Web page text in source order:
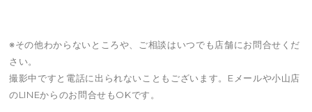
※その他わからないところや、ご相談はいつでも店舗にお問合せくだ
さい。
撮影中ですと電話に出られないこともございます。Eメールや小山店
のLINEからのお問合せもOKです。